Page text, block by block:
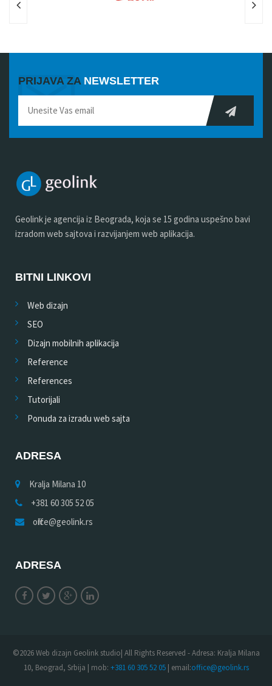
PRIJAVA ZA NEWSLETTER
Geolink je agencija iz Beograda, koja se 15 godina uspešno bavi
izradom web sajtova i razvijanjem web aplikacija.
BITNI LINKOVI
Web dizajn
SEO
Dizajn mobilnih aplikacija
Reference
References
Tutorijali
Ponuda za izradu web sajta
ADRESA
Kralja Milana 10
+381 60 305 52 05
office@geolink.rs
ADRESA
©2026 Web dizajn Geolink studio| All Rights Reserved - Adresa: Kralja Milana
10, Beograd, Srbija | mob: +381 60 305 52 05| email:office@geolink.rs